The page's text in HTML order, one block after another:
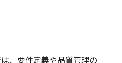
、要件定義や品質管理の